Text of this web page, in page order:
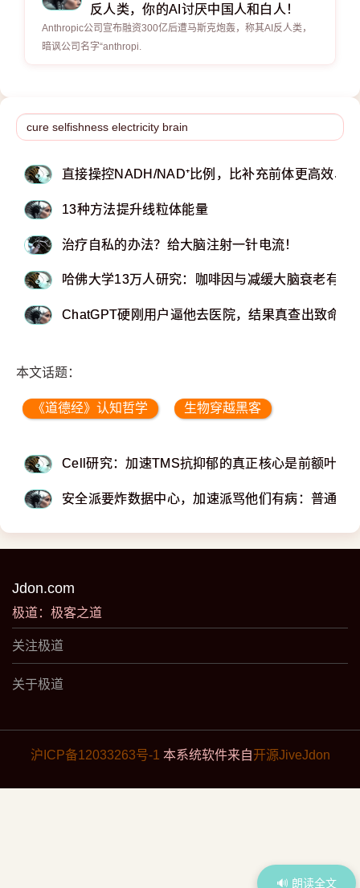
反人类，你的AI讨厌中国人和白人！
Anthropic公司宣布融资300亿后遭马斯克炮轰，称其AI反人类，
暗讽公司名字“anthropi.
直接操控NADH/NAD⁺比例，比补充前体更高效、
13种方法提升线粒体能量
治疗自私的办法？给大脑注射一针电流！
哈佛大学13万人研究：咖啡因与减缓大脑衰老有关
ChatGPT硬刚用户逼他去医院，结果真查出致命
本文话题：
《道德经》认知哲学 生物穿越黑客
Cell研究：加速TMS抗抑郁的真正核心是前额叶到
安全派要炸数据中心，加速派骂他们有病：普通人
Jdon.com
极道：极客之道
关注极道
关于极道
沪ICP备12033263号-1 本系统软件来自开源JiveJdon
🔊 朗读全文